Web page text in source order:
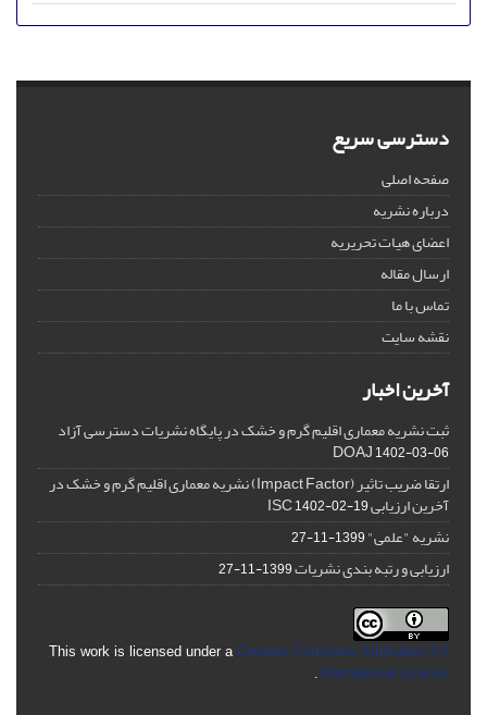
دسترسی سریع
صفحه اصلی
درباره نشریه
اعضای هیات تحریریه
ارسال مقاله
تماس با ما
نقشه سایت
آخرین اخبار
ثبت نشریه معماری اقلیم گرم و خشک در پایگاه نشریات دسترسی آزاد
DOAJ1402-03-06
ارتقا ضریب تاثیر (Impact Factor) نشریه معماری اقلیم گرم و خشک در
آخرین ارزیابی ISC1402-02-19
نشریه "علمی"1399-11-27
ارزیابی و رتبه بندی نشریات1399-11-27
This work is licensed under a Creative Commons Attribution 4.0
International License
.